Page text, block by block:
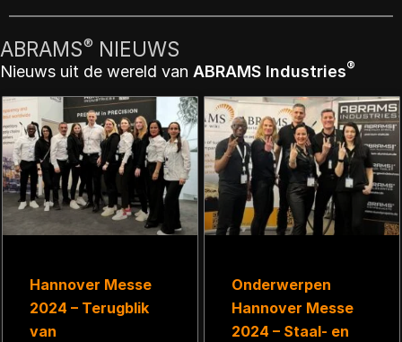
ABRAMS® NIEUWS
Nieuws uit de wereld van ABRAMS Industries®
Hannover Messe
2024 – Terugblik
van
Onderwerpen
Hannover Messe
2024 – Staal- en